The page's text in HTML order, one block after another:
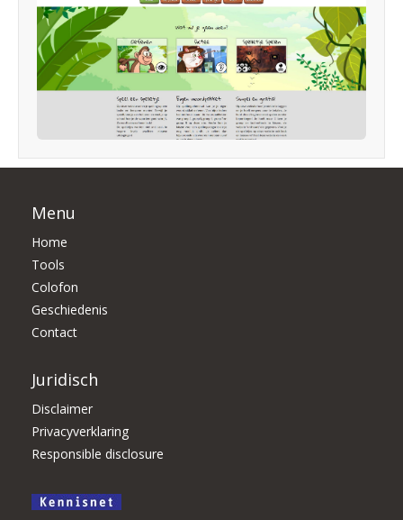
Menu
Home
Tools
Colofon
Geschiedenis
Contact
Juridisch
Disclaimer
Privacyverklaring
Responsible disclosure